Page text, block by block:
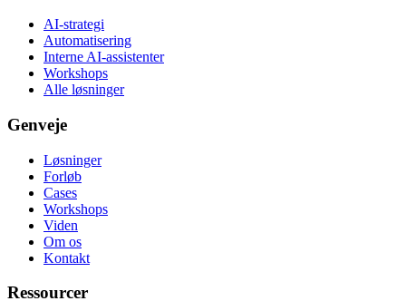
AI-strategi
Automatisering
Interne AI-assistenter
Workshops
Alle løsninger
Genveje
Løsninger
Forløb
Cases
Workshops
Viden
Om os
Kontakt
Ressourcer